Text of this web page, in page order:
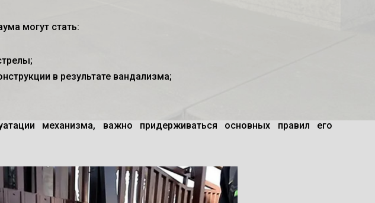
могут стать:
в результате вандализма;
механизма, важно придерживаться основных правил его